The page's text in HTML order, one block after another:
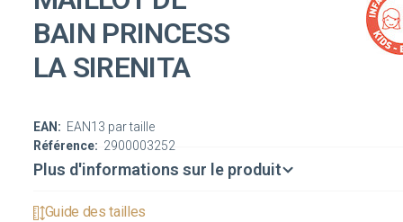
BAIN PRINCESS
LA SIRENITA
Référence: 2900003252
EAN: EAN13 par taille
Plus d'informations sur le produit
Guide des tailles